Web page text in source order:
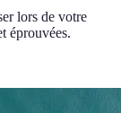
lors de votre
éprouvées.